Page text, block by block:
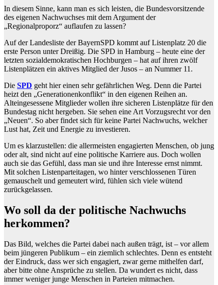
In diesem Sinne, kann man es sich leisten, die Bundesvorsitzende
des eigenen Nachwuchses mit dem Argument der
„Regionalproporz“ auflaufen zu lassen?
Auf der Landesliste der BayernSPD kommt auf Listenplatz 20 die
erste Person unter Dreißig. Die SPD in Hamburg – heute eine der
letzten sozialdemokratischen Hochburgen – hat auf ihren zwölf
Listenplätzen ein aktives Mitglied der Jusos – an Nummer 11.
Die SPD geht hier einen sehr gefährlichen Weg. Denn die Partei
heizt den „Generationenkonflikt“ in den eigenen Reihen an.
Alteingesessene Mitglieder wollen ihre sicheren Listenplätze für den
Bundestag nicht hergeben. Sie sehen eine Art Vorzugsrecht vor den
„Neuen“. So aber findet sich für keine Partei Nachwuchs, welcher
Lust hat, Zeit und Energie zu investieren.
Um es klarzustellen: die allermeisten engagierten Menschen, ob jung
oder alt, sind nicht auf eine politische Karriere aus. Doch wollen
auch sie das Gefühl, dass man sie und ihre Interesse ernst nimmt.
Mit solchen Listenparteitagen, wo hinter verschlossenen Türen
gemauschelt und gemeutert wird, fühlen sich viele wütend
zurückgelassen.
Wo soll da der politische Nachwuchs
herkommen?
Das Bild, welches die Partei dabei nach außen trägt, ist – vor allem
beim jüngeren Publikum – ein ziemlich schlechtes. Denn es entsteht
der Eindruck, dass wer sich engagiert, zwar gerne mithelfen darf,
aber bitte ohne Ansprüche zu stellen. Da wundert es nicht, dass
immer weniger junge Menschen in Parteien mitmachen.